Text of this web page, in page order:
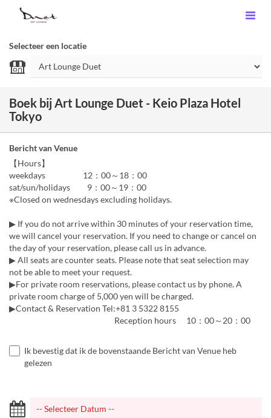
Selecteer een locatie
Boek bij Art Lounge Duet - Keio Plaza Hotel
Tokyo
Bericht van Venue
【Hours】
weekdays 12：00～18：00
sat/sun/holidays 9：00～19：00
※Closed on wednesdays excluding holidays.
▶ If you do not arrive within 30 minutes of your reservation time,
we will cancel your reservation. If you need to change or cancel on
the day of your reservation, please call us in advance.
▶ All seats are counter seats. Please note that seat selection may
not be able to meet your request.
▶For private room reservations, please contact us by phone. A
private room charge of 5,000 yen will be charged.
▶Contact & Reservation Tel:+81 3 5322 8155
Reception hours 10：00～20：00
Ik bevestig dat ik de bovenstaande Bericht van Venue heb
gelezen